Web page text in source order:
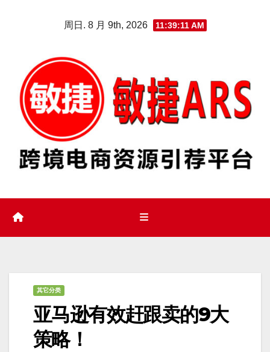
周日. 8 月 9th, 2026 11:39:13 AM
其它分类
亚马逊有效赶跟卖的9大
策略！